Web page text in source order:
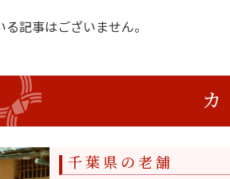
記事はございません。
千葉県の老舗